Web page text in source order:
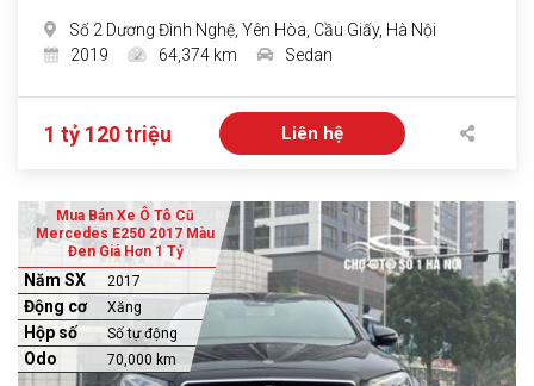
Số 2 Dương Đình Nghệ, Yên Hòa, Cầu Giấy, Hà Nội
2019
64,374 km Sedan
1 tỷ 120 triệu Liên hệ
Mua Bán Xe Ô Tô Cũ
Mercedes E250 2017 Màu
Đen Giá Hơn 1 Tỷ
Năm SX 2017
Động cơ Xăng
Hộp số Số tự động
Odo 70,000 km